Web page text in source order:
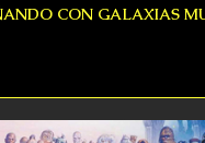
CON GALAXIAS